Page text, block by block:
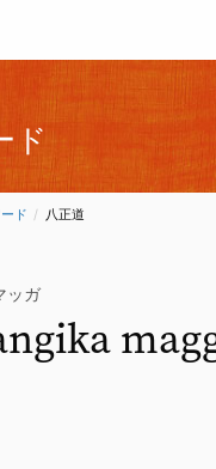
ド
ド CURRENT:
八正道
ッガ